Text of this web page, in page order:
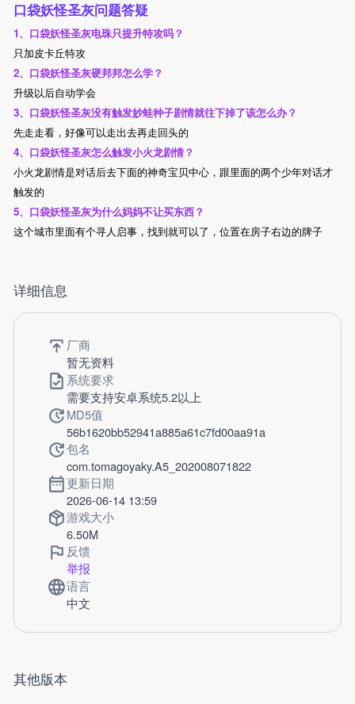
口袋妖怪圣灰问题答疑
1、口袋妖怪圣灰电珠只提升特攻吗？
只加皮卡丘特攻
2、口袋妖怪圣灰硬邦邦怎么学？
升级以后自动学会
3、口袋妖怪圣灰没有触发妙蛙种子剧情就往下掉了该怎么办？
先走走看，好像可以走出去再走回头的
4、口袋妖怪圣灰怎么触发小火龙剧情？
小火龙剧情是对话后去下面的神奇宝贝中心，跟里面的两个少年对话才
触发的
5、口袋妖怪圣灰为什么妈妈不让买东西？
这个城市里面有个寻人启事，找到就可以了，位置在房子右边的牌子
详细信息
厂商
暂无资料
系统要求
需要支持安卓系统5.2以上
MD5值
56b1620bb52941a885a61c7fd00aa91a
包名
com.tomagoyaky.A5_202008071822
更新日期
2026-06-14 13:59
游戏大小
6.50M
反馈
举报
语言
中文
其他版本